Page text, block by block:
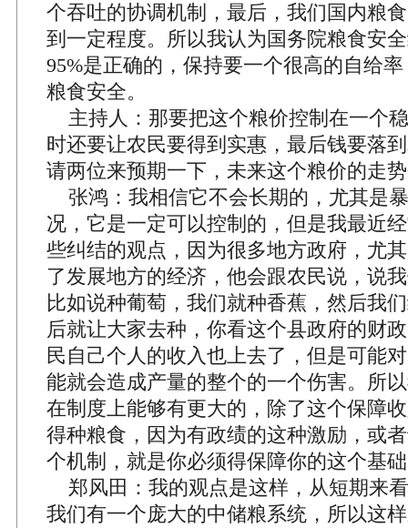
个吞吐的协调机制，最后，我们国内粮
到一定程度。所以我认为国务院粮食安
95%是正确的，保持要一个很高的自给
粮食安全。
主持人：那要把这个粮价控制在一个
时还要让农民要得到实惠，最后钱要落
请两位来预期一下，未来这个粮价的走
张鸿：我相信它不会长期的，尤其是
况，它是一定可以控制的，但是我最近
些纠结的观点，因为很多地方政府，尤
了发展地方的经济，他会跟农民说，说
比如说种葡萄，我们就种香蕉，然后我
后就让大家去种，你看这个县政府的财
民自己个人的收入也上去了，但是可能
能就会造成产量的整个的一个伤害。所
在制度上能够有更大的，除了这个保障
得种粮食，因为有政绩的这种激励，或
个机制，就是你必须得保障你的这个基
郑风田：我的观点是这样，从短期来
我们有一个庞大的中储粮系统，所以这